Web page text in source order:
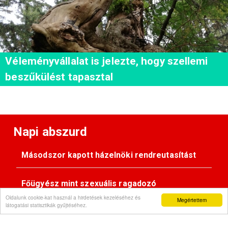
Megértettem
Oldalunk cookie-kat használ a hirdetések kezeléséhez és
látogatási statisztikák gyűjtéséhez.
Véleményvállalat is jelezte, hogy szellemi
beszűkülést tapasztal
Napi abszurd
Másodszor kapott házelnöki rendreutasítást
Főügyész mint szexuális ragadozó
Pimasz önkényúr